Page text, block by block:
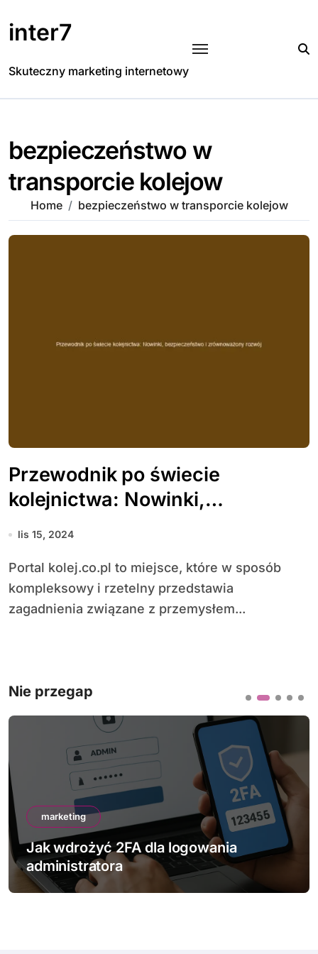
to
content
inter7
Skuteczny marketing internetowy
bezpieczeństwo w
transporcie kolejow
Home bezpieczeństwo w transporcie kolejow
Przewodnik po świecie
kolejnictwa: Nowinki,
bezpieczeństwo i
lis 15, 2024
Portal kolej.co.pl to miejsce, które w sposób
kompleksowy i rzetelny przedstawia
zagadnienia związane z przemysłem...
Nie przegap
marketing
Jak wdrożyć 2FA dla logowania
administratora